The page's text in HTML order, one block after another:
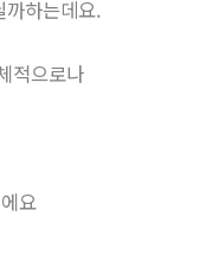
하는데요.
적으로나
요